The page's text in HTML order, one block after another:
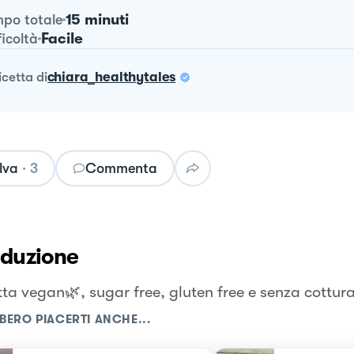
totale 15 minuti
Facile
dichiara_healthytales
· 3 Commenta
vegan🌿, sugar free, gluten free e senza
PIACERTI ANCHE...